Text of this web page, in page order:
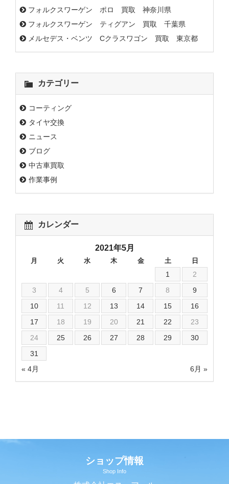
フォルクスワーゲン ポロ 買取 神奈川県
フォルクスワーゲン ティグアン 買取 千葉県
メルセデス・ベンツ Cクラスワゴン 買取 東京都
カテゴリー
コーティング
タイヤ交換
ニュース
ブログ
中古車買取
作業事例
カレンダー
2021年5月
月 火 水 木 金 土 日
« 4月 6月 »
1
2
3
4 5 6 7 8
9
10
11 12 13 14 15
16
17
18 19 20 21 22
23
24
25 26 27 28 29
30
31
ショップ情報
Shop Info